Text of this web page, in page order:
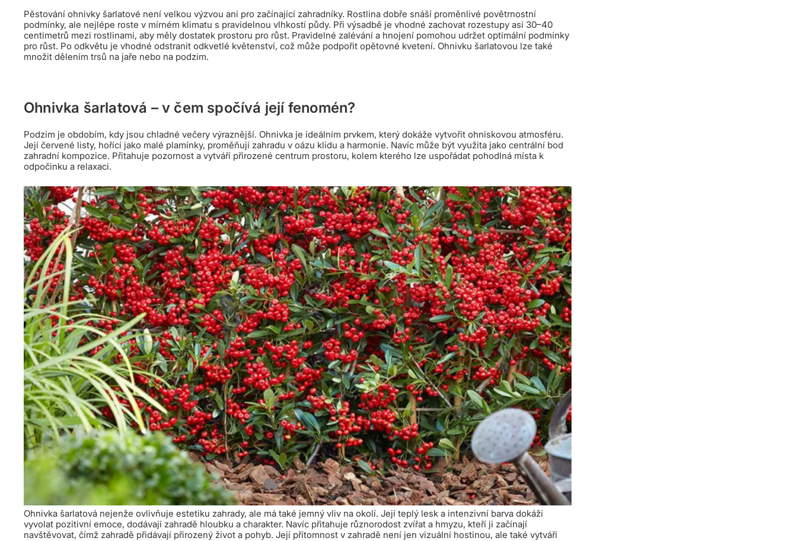
Pěstování ohnivky šarlatové není velkou výzvou ani pro začínající zahradníky. Rostlina dobře snáší proměnlivé povětrnostní
podmínky, ale nejlépe roste v mírném klimatu s pravidelnou vlhkostí půdy. Při výsadbě je vhodné zachovat rozestupy asi 30–40
centimetrů mezi rostlinami, aby měly dostatek prostoru pro růst. Pravidelné zalévání a hnojení pomohou udržet optimální podmínky
pro růst. Po odkvětu je vhodné odstranit odkvetlé květenství, což může podpořit opětovné kvetení. Ohnivku šarlatovou lze také
množit dělením trsů na jaře nebo na podzim.
Ohnivka šarlatová – v čem spočívá její fenomén?
Podzim je obdobím, kdy jsou chladné večery výraznější. Ohnivka je ideálním prvkem, který dokáže vytvořit ohniskovou atmosféru.
Její červené listy, hořící jako malé plamínky, proměňují zahradu v oázu klidu a harmonie. Navíc může být využita jako centrální bod
zahradní kompozice. Přitahuje pozornost a vytváří přirozené centrum prostoru, kolem kterého lze uspořádat pohodlná místa k
odpočinku a relaxaci.
Ohnivka šarlatová nejenže ovlivňuje estetiku zahrady, ale má také jemný vliv na okolí. Její teplý lesk a intenzivní barva dokáží
vyvolat pozitivní emoce, dodávají zahradě hloubku a charakter. Navíc přitahuje různorodost zvířat a hmyzu, kteří ji začínají
navštěvovat, čímž zahradě přidávají přirozený život a pohyb. Její přítomnost v zahradě není jen vizuální hostinou, ale také vytváří